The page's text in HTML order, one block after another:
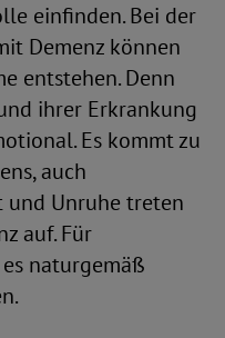
einfinden. Bei der
Demenz können
entstehen. Denn
ihrer Erkrankung
Es kommt zu
auch
und Unruhe treten
auf. Für
naturgemäß